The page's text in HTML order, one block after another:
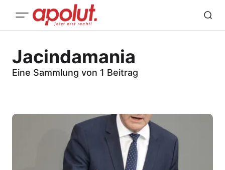
Jacindamania
Eine Sammlung von 1 Beitrag